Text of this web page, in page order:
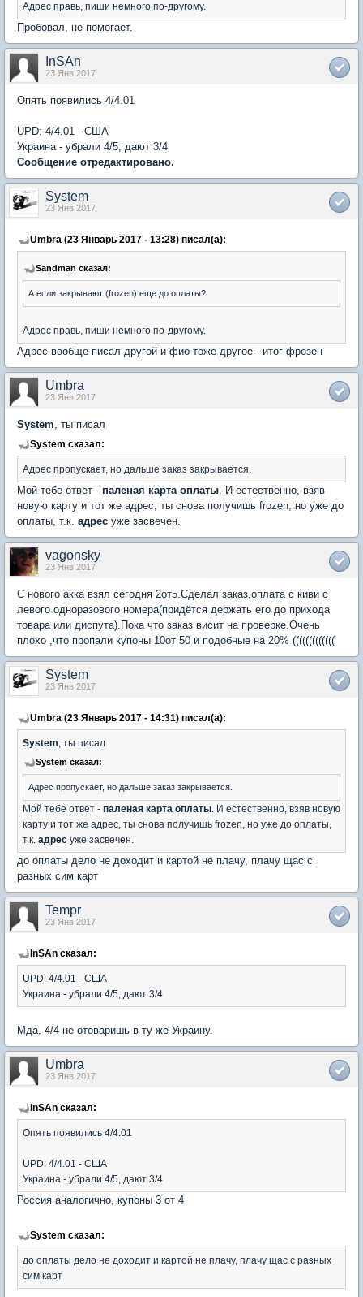
Адрес правь, пиши немного по-другому.
Пробовал, не помогает.
InSAn
23 Янв 2017
Опять появились 4/4.01
UPD: 4/4.01 - США
Украина - убрали 4/5, дают 3/4
Сообщение отредактировано.
System
23 Янв 2017
Umbra (23 Январь 2017 - 13:28) писал(а):
Sandman сказал:
А если закрывают (frozen) еще до оплаты?
Адрес правь, пиши немного по-другому.
Адрес вообще писал другой и фио тоже другое - итог фрозен
Umbra
23 Янв 2017
System, ты писал
System сказал:
Адрес пропускает, но дальше заказ закрывается.
Мой тебе ответ - паленая карта оплаты. И естественно, взяв
новую карту и тот же адрес, ты снова получишь frozen, но уже до
оплаты, т.к. адрес уже засвечен.
vagonsky
23 Янв 2017
С нового акка взял сегодня 2от5.Сделал заказ,оплата с киви с
левого одноразового номера(придётся держать его до прихода
товара или диспута).Пока что заказ висит на проверке.Очень
плохо ,что пропали купоны 10от 50 и подобные на 20% (((((((((((((
System
23 Янв 2017
Umbra (23 Январь 2017 - 14:31) писал(а):
System , ты писал
System сказал:
Адрес пропускает, но дальше заказ закрывается.
Мой тебе ответ - паленая карта оплаты . И естественно, взяв новую
карту и тот же адрес, ты снова получишь frozen, но уже до оплаты,
т.к. адрес уже засвечен.
до оплаты дело не доходит и картой не плачу, плачу щас с
разных сим карт
Tempr
23 Янв 2017
InSAn сказал:
UPD: 4/4.01 - США
Украина - убрали 4/5, дают 3/4
Мда, 4/4 не отоваришь в ту же Украину.
Umbra
23 Янв 2017
InSAn сказал:
Опять появились 4/4.01
UPD: 4/4.01 - США
Украина - убрали 4/5, дают 3/4
Россия аналогично, купоны 3 от 4
System сказал:
до оплаты дело не доходит и картой не плачу, плачу щас с разных
сим карт